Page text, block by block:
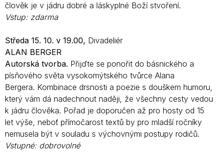
člověk je v jádru dobré a láskyplné Boží stvoření.
Vstup: zdarma
Středa 15. 10. v 19.00, Divadeliér
ALAN BERGER
Autorská tvorba. Přijďte se ponořit do básnického a
písňového světa vysokomýtského tvůrce Alana
Bergera. Kombinace drsnosti a poezie s douškem humoru,
který vám dá nadechnout naději, že všechny cesty vedou
k jádru člověka. Pořad je doporučen až pro hosty od 15
let výše, neboť přímočarost textů by pro mladší ročníky
nemusela být v souladu s výchovnými postupy rodičů.
Vstupné: dobrovolné